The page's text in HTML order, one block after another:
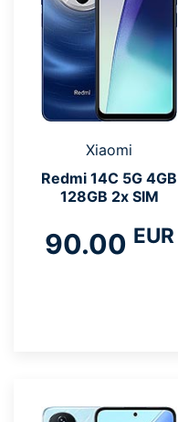
Xiaomi
Redmi 14C 5G 4GB
128GB 2x SIM
90.00 EUR